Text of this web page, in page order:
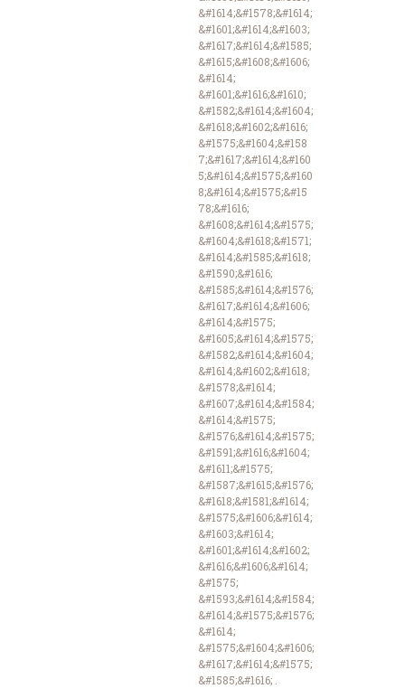
&#1614;&#1578;&#1614;
&#1601;&#1614;&#1603;
&#1617;&#1614;&#1585;
&#1615;&#1608;&#1606;
&#1614;
&#1601;&#1616;&#1610;
&#1582;&#1614;&#1604;
&#1618;&#1602;&#1616;
&#1575;&#1604;&#158
7;&#1617;&#1614;&#160
5;&#1614;&#1575;&#160
8;&#1614;&#1575;&#15
78;&#1616;
&#1608;&#1614;&#1575;
&#1604;&#1618;&#1571;
&#1614;&#1585;&#1618;
&#1590;&#1616;
&#1585;&#1614;&#1576;
&#1617;&#1614;&#1606;
&#1614;&#1575;
&#1605;&#1614;&#1575;
&#1582;&#1614;&#1604;
&#1614;&#1602;&#1618;
&#1578;&#1614;
&#1607;&#1614;&#1584;
&#1614;&#1575;
&#1576;&#1614;&#1575;
&#1591;&#1616;&#1604;
&#1611;&#1575;
&#1587;&#1615;&#1576;
&#1618;&#1581;&#1614;
&#1575;&#1606;&#1614;
&#1603;&#1614;
&#1601;&#1614;&#1602;
&#1616;&#1606;&#1614;
&#1575;
&#1593;&#1614;&#1584;
&#1614;&#1575;&#1576;
&#1614;
&#1575;&#1604;&#1606;
&#1617;&#1614;&#1575;
&#1585;&#1616; .